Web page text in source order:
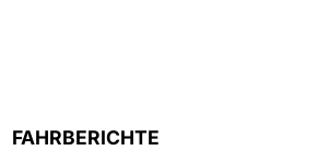
FAHRBERICHTE